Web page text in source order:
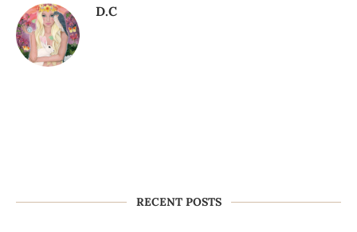
D.C
RECENT POSTS